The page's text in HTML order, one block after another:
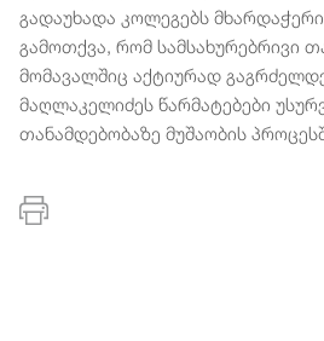
გადაუხადა კოლეგებს
გამოთქვა, რომ სამსახურებრივი
მომავალშიც აქტიურად
მაღლაკელიძეს წარმატებები
თანამდებობაზე მუშაობის